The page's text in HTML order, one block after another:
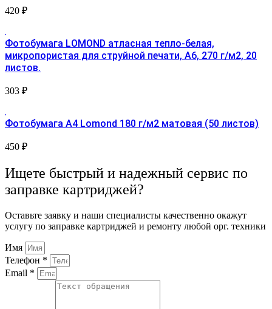
420 ₽
Фотобумага LOMOND атласная тепло-белая,
микропористая для струйной печати, A6, 270 г/м2, 20
листов.
303 ₽
Фотобумага A4 Lomond 180 г/м2 матовая (50 листов)
450 ₽
Ищете быстрый и надежный сервис по
заправке картриджей?
Оставьте заявку и наши специалисты качественно окажут
услугу по заправке картриджей и ремонту любой орг. техники
Имя
Телефон *
Email *